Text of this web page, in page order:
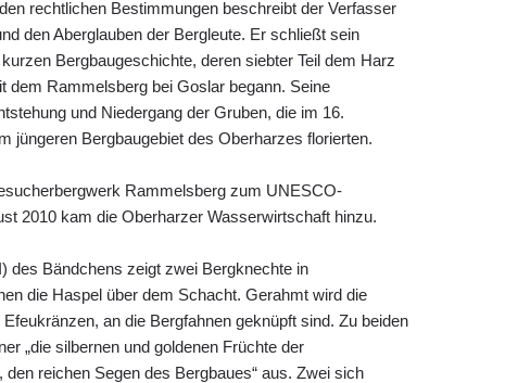
rechtlichen Bestimmungen beschreibt der Verfasser
den Aberglauben der Bergleute. Er schließt sein
Bergbaugeschichte, deren siebter Teil dem Harz
dem Rammelsberg bei Goslar begann. Seine
und Niedergang der Gruben, die im 16.
jüngeren Bergbaugebiet des Oberharzes florierten.
Rammelsberg zum UNESCO-
2010 kam die Oberharzer Wasserwirtschaft hinzu.
des Bändchens zeigt zwei Bergknechte in
die Haspel über dem Schacht. Gerahmt wird die
an die Bergfahnen geknüpft sind. Zu beiden
„die silbernen und goldenen Früchte der
reichen Segen des Bergbaues“ aus. Zwei sich